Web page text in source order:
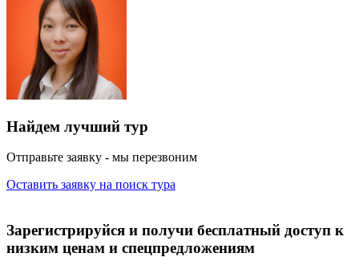
Найдем лучший тур
Отправьте заявку - мы перезвоним
Оставить заявку на поиск тура
Зарегистрируйся и получи бесплатный доступ к
низким ценам и спецпредложениям